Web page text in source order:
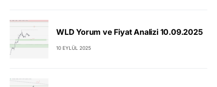
WLD Yorum ve Fiyat Analizi 10.09.2025
10 EYLÜL 2025